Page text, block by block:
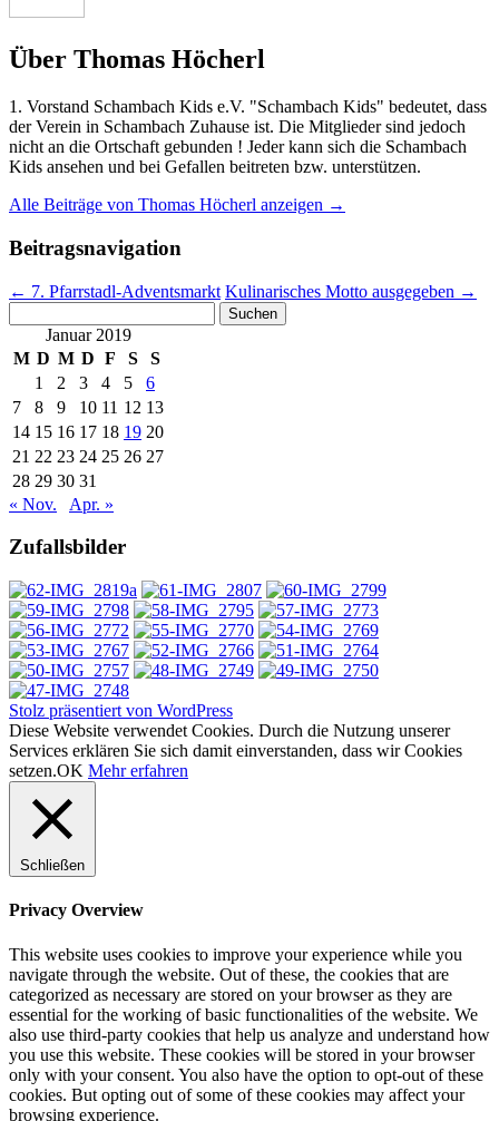
Über Thomas Höcherl
1. Vorstand Schambach Kids e.V. "Schambach Kids" bedeutet, dass
der Verein in Schambach Zuhause ist. Die Mitglieder sind jedoch
nicht an die Ortschaft gebunden ! Jeder kann sich die Schambach
Kids ansehen und bei Gefallen beitreten bzw. unterstützen.
Alle Beiträge von Thomas Höcherl anzeigen →
Beitragsnavigation
← 7. Pfarrstadl-Adventsmarkt Kulinarisches Motto ausgegeben →
nach:Januar 2019
M D M D F S
S
1
2 3 4 5
6
7
8 9 10 11 12 13
14 15 16 17 18 19 20
21 22 23 24 25 26 27
28 29 30 31
« Nov.
Apr. »
Zufallsbilder
Stolz präsentiert von WordPress
Diese Website verwendet Cookies. Durch die Nutzung unserer
Services erklären Sie sich damit einverstanden, dass wir Cookies
setzen.OK Mehr erfahren
Schließen
Privacy Overview
This website uses cookies to improve your experience while you
navigate through the website. Out of these, the cookies that are
categorized as necessary are stored on your browser as they are
essential for the working of basic functionalities of the website. We
also use third-party cookies that help us analyze and understand how
you use this website. These cookies will be stored in your browser
only with your consent. You also have the option to opt-out of these
cookies. But opting out of some of these cookies may affect your
browsing experience.